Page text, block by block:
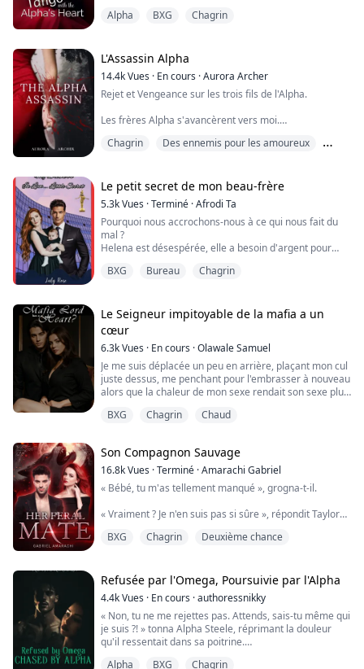
lui. Il a neigé la nuit dernière, ce qui indique que son
joues.
Alexander a pris mon innocence la nuit dernière, et
maintenant il prend...
Alpha BXG Chagrin
L'Assassin Alpha
14.4kVues · En cours ·Aurora Archer
Rejet et Vengeance sur les trois fils de l'Alpha.
Les frères Alpha s'avancèrent vers moi.
Ils avaient tous les deux hérité des cheveux châtain
Ils commencèrent à tourner lentement autour de moi,
comme des animaux qui avaient déjà attrapé leur proie
et s'amusaient maintenant avec elle.
"Quelques semaines, et tu...
Chagrin
Des ennemis pour les amoureux
Le petit secret de mon beau-frère
5.3kVues ·Terminé ·Afrodi Ta
Pourquoi nous accrochons-nous à ce qui nous fait du
mal ?
Helena est désespérée, elle a besoin d'argent pour
devant s'occuper de son jeune frère qui tombe souvent
INDUSTRIAS ALLER S.A. pourrait changer sa vie, mais
Helena n'aurait jamais pensé qu'une condition
essentielle serait de devoir suppo...
BXG Bureau Chagrin
Le Seigneur impitoyable de la mafia a un
cœur
6.3kVues · En cours ·Olawale Samuel
Je me suis déplacée un peu en arrière, plaçant mon cul
juste dessus, me penchant pour l'embrasser à nouveau
alors que la chaleur de mon sexe rendait son sexe plus
pressant mon sexe chaud contre lui,
Il s'est alors redressé avec moi sur lui, me tenant et
attrapant mes cuisses épaiss...
BXG Chagrin Chaud
Son Compagnon Sauvage
16.8kVues ·Terminé ·Amarachi Gabriel
« Bébé, tu m'as tellement manqué », grogna-t-il.
« Vraiment ? Je n'en suis pas si sûre », répondit Taylor
chaleur qui émanait de lui.
doit s'arrêter. »
« Pourquoi ? » se plaignit-elle, continuant de le toucher
partout.
« Tu veux que je te prenne ici ? En plein air, avec la
possibilité que...
BXG Chagrin Deuxième chance
Refusée par l'Omega, Poursuivie par l'Alpha
4.4kVues · En cours ·authoressnikky
« Non, tu ne me rejettes pas. Attends, sais-tu même qui
je suis ?! » tonna Alpha Steele, réprimant la douleur
qu'il ressentait dans sa poitrine.
Alpha BXG Chagrin